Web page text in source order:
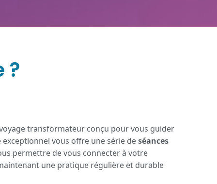
?
transformateur conçu pour vous guider
vous offre une série deséances
permettre de vous connecter à votre
une pratique régulière et durable